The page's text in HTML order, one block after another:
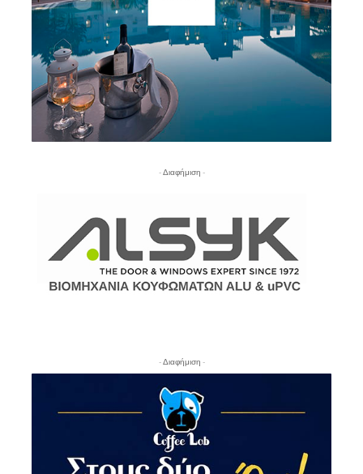
- Διαφήμιση -
- Διαφήμιση -